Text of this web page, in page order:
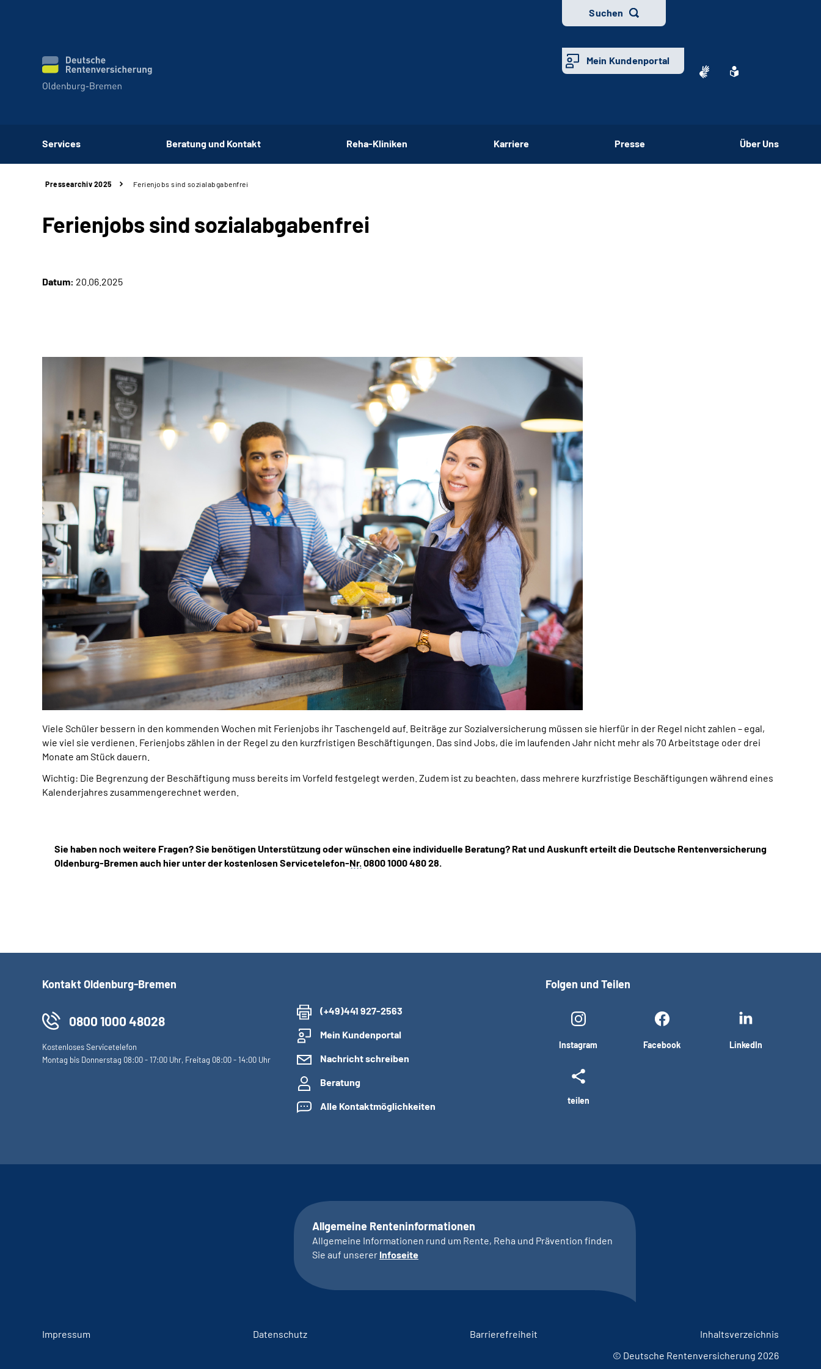
Suchen
Mein Kundenportal
Services Beratung und Kontakt Reha-Kliniken Karriere Presse Über Uns
Pressearchiv 2025 Ferienjobs sind sozialabgabenfrei
Ferienjobs sind sozialabgabenfrei
Datum: 20.06.2025
Viele Schüler bessern in den kommenden Wochen mit Ferienjobs ihr Taschengeld auf. Beiträge zur Sozialversicherung müssen sie hierfür in der Regel nicht zahlen – egal,
wie viel sie verdienen. Ferienjobs zählen in der Regel zu den kurzfristigen Beschäftigungen. Das sind Jobs, die im laufenden Jahr nicht mehr als 70 Arbeitstage oder drei
Monate am Stück dauern.
Wichtig: Die Begrenzung der Beschäftigung muss bereits im Vorfeld festgelegt werden. Zudem ist zu beachten, dass mehrere kurzfristige Beschäftigungen während eines
Kalenderjahres zusammengerechnet werden.
Sie haben noch weitere Fragen? Sie benötigen Unterstützung oder wünschen eine individuelle Beratung? Rat und Auskunft erteilt die Deutsche Rentenversicherung
Oldenburg-Bremen auch hier unter der kostenlosen Servicetelefon-Nr.0800 1000 480 28.
Kontakt Oldenburg-Bremen
0800 1000 48028
Kostenloses Servicetelefon
Montag bis Donnerstag 08:00 - 17:00 Uhr, Freitag 08:00 - 14:00 Uhr
(+49)441 927-2563
Mein Kundenportal
Nachricht schreiben
Beratung
Alle Kontaktmöglichkeiten
Folgen und Teilen
Instagram Facebook LinkedIn
teilen
Allgemeine Renteninformationen
Allgemeine Informationen rund um Rente, Reha und Prävention finden
Sie auf unserer Infoseite
Impressum Datenschutz Barrierefreiheit
Inhaltsverzeichnis
© Deutsche Rentenversicherung 2026